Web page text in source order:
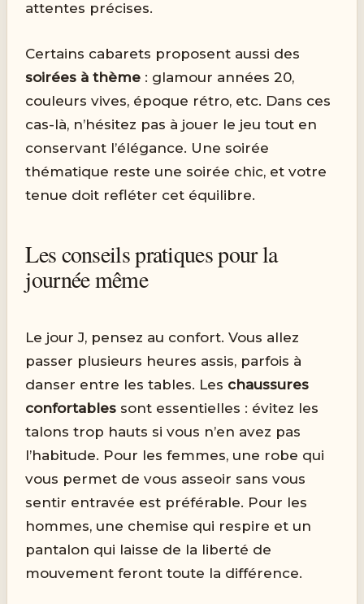
attentes précises.
Certains cabarets proposent aussi des
soirées à thème : glamour années 20,
couleurs vives, époque rétro, etc. Dans ces
cas-là, n’hésitez pas à jouer le jeu tout en
conservant l’élégance. Une soirée
thématique reste une soirée chic, et votre
tenue doit refléter cet équilibre.
Les conseils pratiques pour la
journée même
Le jour J, pensez au confort. Vous allez
passer plusieurs heures assis, parfois à
danser entre les tables. Les chaussures
confortables sont essentielles : évitez les
talons trop hauts si vous n’en avez pas
l’habitude. Pour les femmes, une robe qui
vous permet de vous asseoir sans vous
sentir entravée est préférable. Pour les
hommes, une chemise qui respire et un
pantalon qui laisse de la liberté de
mouvement feront toute la différence.